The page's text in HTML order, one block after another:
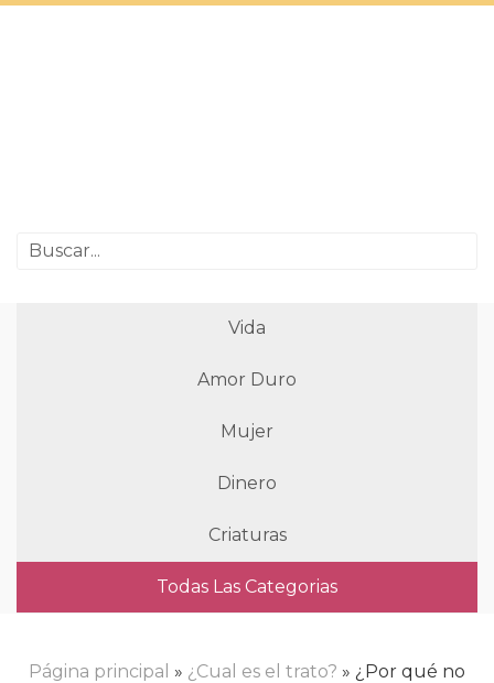
Vida
Amor Duro
Mujer
Dinero
Criaturas
Todas Las Categorias
Página principal » ¿Cual es el trato? » ¿Por qué no